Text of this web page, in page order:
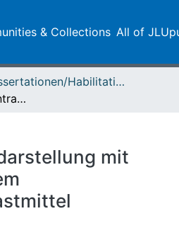
& Collections All of
Dissertationen/Habilitationen
Retrograde Kolonkontrastdarstellung mit wasserlöslichem Röntgenkontrastmittel
mit